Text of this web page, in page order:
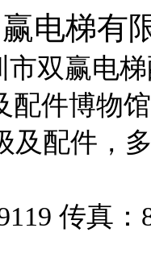
电梯有
赢电梯
配件博物
及配件，
传真